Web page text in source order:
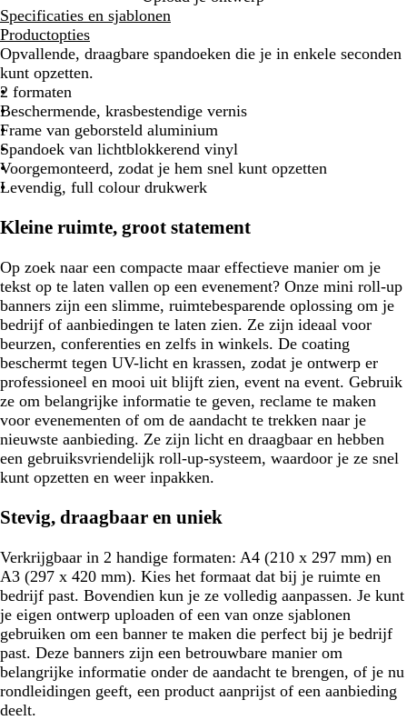
Specificaties en sjablonen
Productopties
Opvallende, draagbare spandoeken die je in enkele seconden
kunt opzetten.
2 formaten
Beschermende, krasbestendige vernis
Frame van geborsteld aluminium
Spandoek van lichtblokkerend vinyl
Voorgemonteerd, zodat je hem snel kunt opzetten
Levendig, full colour drukwerk
Kleine ruimte, groot statement
Op zoek naar een compacte maar effectieve manier om je
tekst op te laten vallen op een evenement? Onze mini roll-up
banners zijn een slimme, ruimtebesparende oplossing om je
bedrijf of aanbiedingen te laten zien. Ze zijn ideaal voor
beurzen, conferenties en zelfs in winkels. De coating
beschermt tegen UV-licht en krassen, zodat je ontwerp er
professioneel en mooi uit blijft zien, event na event. Gebruik
ze om belangrijke informatie te geven, reclame te maken
voor evenementen of om de aandacht te trekken naar je
nieuwste aanbieding. Ze zijn licht en draagbaar en hebben
een gebruiksvriendelijk roll-up-systeem, waardoor je ze snel
kunt opzetten en weer inpakken.
Stevig, draagbaar en uniek
Verkrijgbaar in 2 handige formaten: A4 (210 x 297 mm) en
A3 (297 x 420 mm). Kies het formaat dat bij je ruimte en
bedrijf past. Bovendien kun je ze volledig aanpassen. Je kunt
je eigen ontwerp uploaden of een van onze sjablonen
gebruiken om een banner te maken die perfect bij je bedrijf
past. Deze banners zijn een betrouwbare manier om
belangrijke informatie onder de aandacht te brengen, of je nu
rondleidingen geeft, een product aanprijst of een aanbieding
deelt.